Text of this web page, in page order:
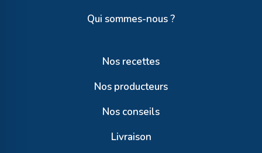
Qui sommes-nous ?
Nos recettes
Nos producteurs
Nos conseils
Livraison